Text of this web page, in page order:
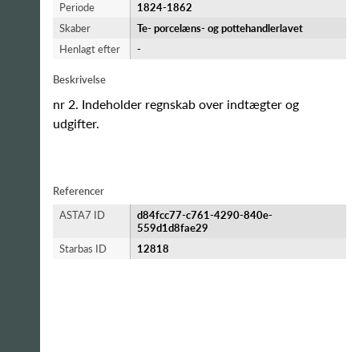
Periode
1824-​1862
Skaber
Te- porcelæns- og pottehandlerlavet
Henlagt efter
-
Beskrivelse
nr 2. Indeholder regnskab over indtægter og
udgifter.
Referencer
ASTA7 ID
d84fcc77-c761-4290-840e-
559d1d8fae29
Starbas ID
12818